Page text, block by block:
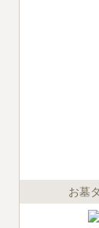
お墓